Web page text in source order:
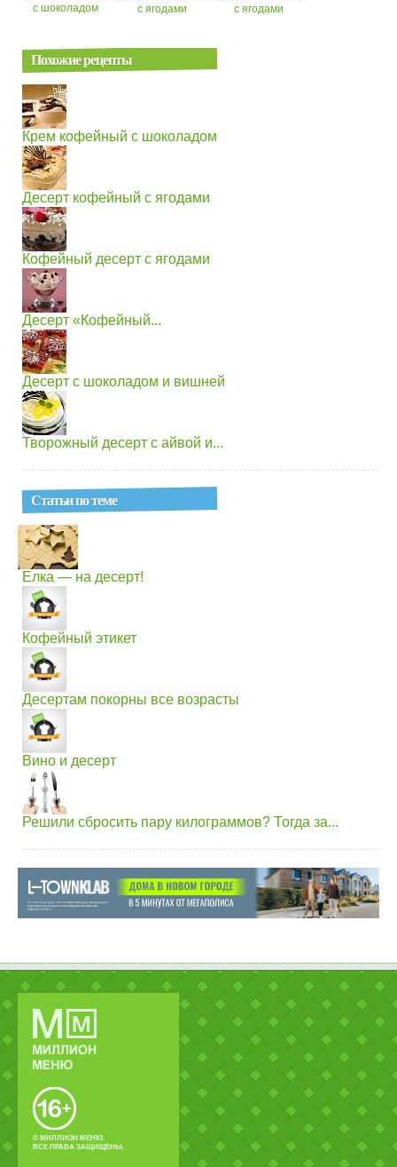
с шоколадом
с ягодами
с ягодами
Похожие рецепты
Крем кофейный с шоколадом
Десерт кофейный с ягодами
Кофейный десерт с ягодами
Десерт «Кофейный...
Десерт с шоколадом и вишней
Творожный десерт с айвой и...
Статьи по теме
Елка — на десерт!
Кофейный этикет
Десертам покорны все возрасты
Вино и десерт
Решили сбросить пару килограммов? Тогда за...
© МИЛЛИОН МЕНЮ.
ВСЕ ПРАВА ЗАЩИЩЕНЫ.